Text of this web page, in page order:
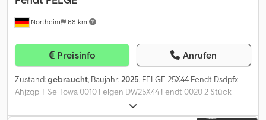
Northeim 68 km
Preisinfo Anrufen
Zustand:gebraucht, Baujahr:2025, FELGE 25X44 Fendt Dsdpfx
Ahjzqp T Se Towa 0010 Felgen DW25X44 Fendt 0020 2 Stück